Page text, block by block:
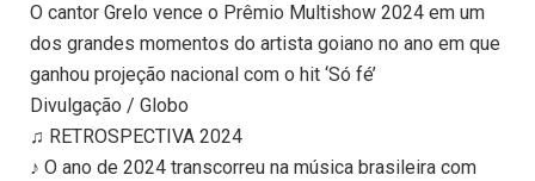
O cantor Grelo vence o Prêmio Multishow 2024 em um
dos grandes momentos do artista goiano no ano em que
ganhou projeção nacional com o hit ‘Só fé’
Divulgação / Globo
♫ RETROSPECTIVA 2024
♪ O ano de 2024 transcorreu na música brasileira com